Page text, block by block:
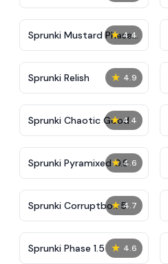
★ 4.4
Sprunki Mustard Phase
2
★ 4.9
Sprunki Relish
★ 4.4
Sprunki Chaotic Good
★ 4.6
Sprunki Pyramixed 0.9
★ 4.7
Sprunki Corruptbox 5
★ 4.6
Sprunki Phase 1.5